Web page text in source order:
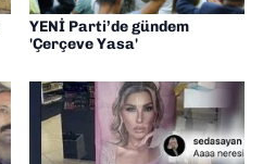
YENİ Parti’de gündem
'Çerçeve Yasa'